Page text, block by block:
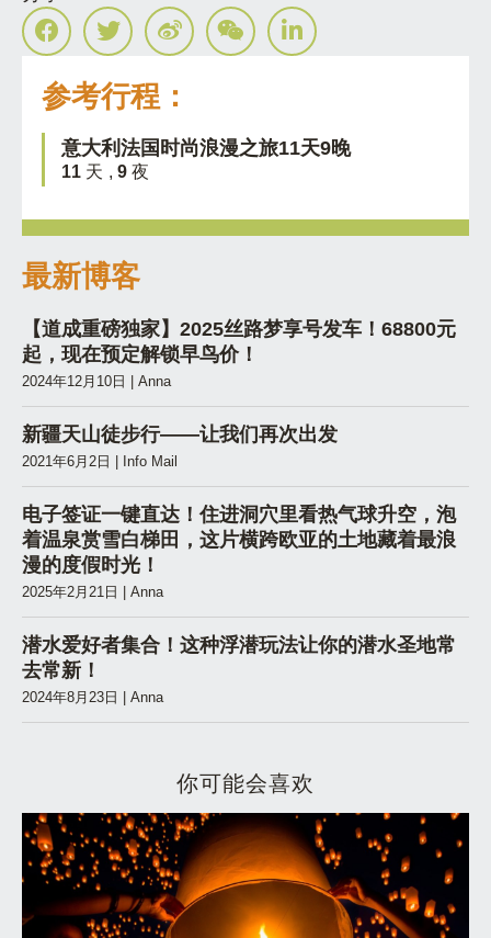
参考行程：
意大利法国时尚浪漫之旅11天9晚
11 天 ,9 夜
最新博客
【道成重磅独家】2025丝路梦享号发车！68800元
起，现在预定解锁早鸟价！
2024年12月10日 Anna
新疆天山徒步行——让我们再次出发
2021年6月2日 Info Mail
电子签证一键直达！住进洞穴里看热气球升空，泡
着温泉赏雪白梯田，这片横跨欧亚的土地藏着最浪
漫的度假时光！
2025年2月21日 Anna
潜水爱好者集合！这种浮潜玩法让你的潜水圣地常
去常新！
2024年8月23日 Anna
你可能会喜欢